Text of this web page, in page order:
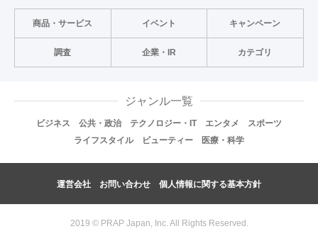
商品・サービス イベント キャンペーン
調査 企業・IR カテゴリ
ジャンル一覧
ビジネス 公共・政治 テクノロジー・IT エンタメ
スポーツ
ライフスタイル
ビューティー 医療・科学
運営会社 お問い合わせ 個人情報に関する基本方針
2019 © PRAP Japan, Inc. All Rights Reserved.